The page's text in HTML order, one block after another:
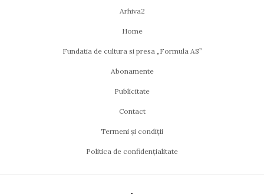
Arhiva2
Home
Fundatia de cultura si presa „Formula AS”
Abonamente
Publicitate
Contact
Termeni și condiții
Politica de confidențialitate